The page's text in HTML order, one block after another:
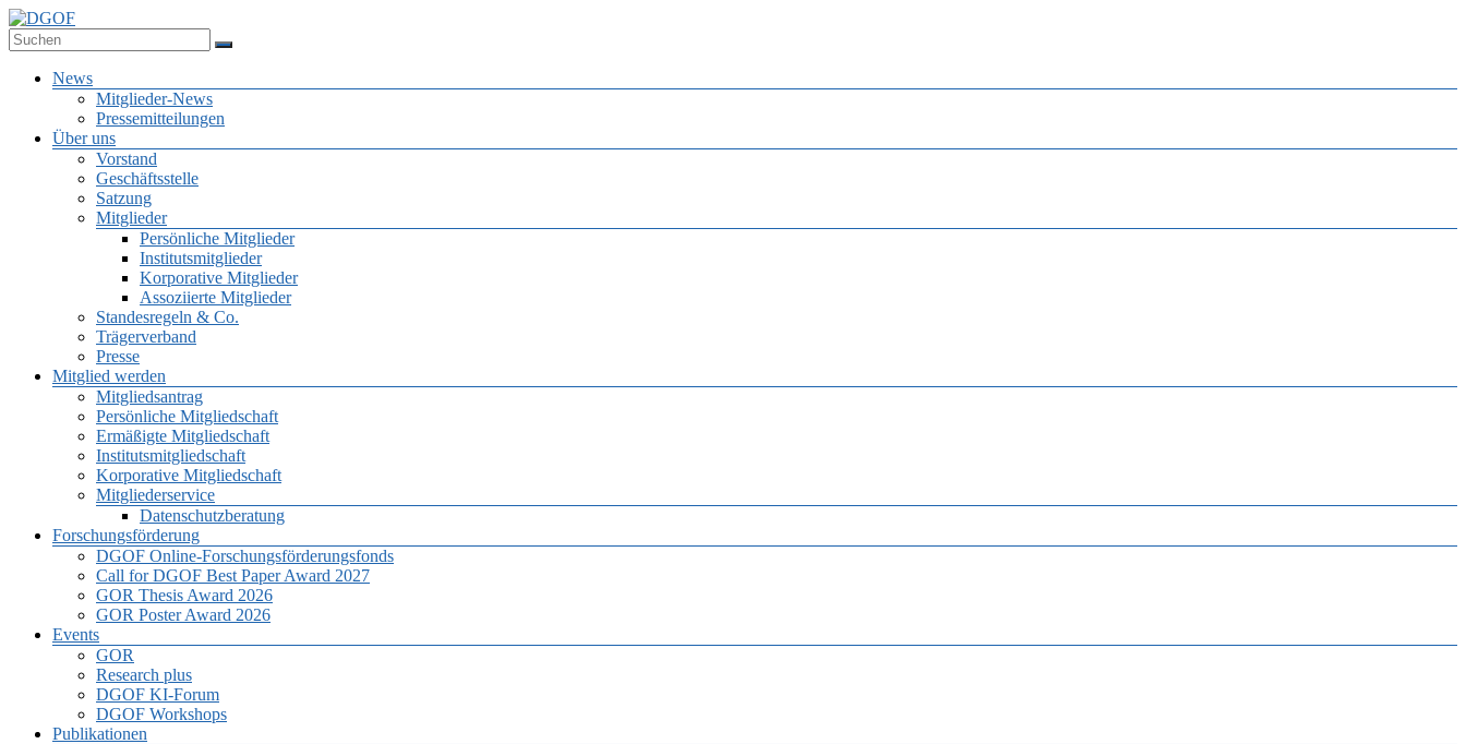
Zum
Inhalt
springen
Deutsche Gesellschaft für Online-Forschung e.V.
Menü
News
Mitglieder-News
Pressemitteilungen
Über uns
Vorstand
Geschäftsstelle
Satzung
Mitglieder
Persönliche Mitglieder
Institutsmitglieder
Korporative Mitglieder
Assoziierte Mitglieder
Standesregeln & Co.
Trägerverband
Presse
Mitglied werden
Mitgliedsantrag
Persönliche Mitgliedschaft
Ermäßigte Mitgliedschaft
Institutsmitgliedschaft
Korporative Mitgliedschaft
Mitgliederservice
Datenschutzberatung
Forschungsförderung
DGOF Online-Forschungsförderungsfonds
Call for DGOF Best Paper Award 2027
GOR Thesis Award 2026
GOR Poster Award 2026
Events
GOR
Research plus
DGOF KI-Forum
DGOF Workshops
Publikationen